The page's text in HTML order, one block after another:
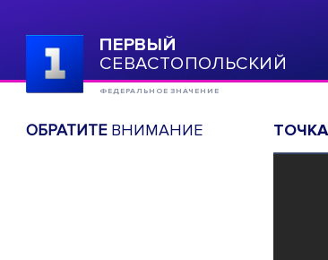
ПЕРВЫЙ
СЕВАСТОПОЛЬСКИЙ
ФЕДЕРАЛЬНОЕ ЗНАЧЕНИЕ
ОБРАТИТЕВНИМАНИЕ ТОЧКА